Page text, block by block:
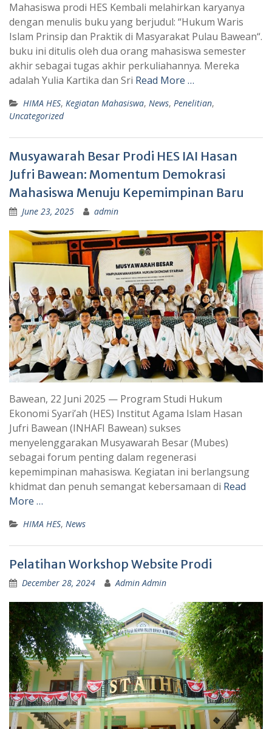
Mahasiswa prodi HES Kembali melahirkan karyanya
dengan menulis buku yang berjudul: “Hukum Waris
Islam Prinsip dan Praktik di Masyarakat Pulau Bawean“.
buku ini ditulis oleh dua orang mahasiswa semester
akhir sebagai tugas akhir perkuliahannya. Mereka
adalah Yulia Kartika dan Sri Read More …
HIMA HES, Kegiatan Mahasiswa, News, Penelitian,
Uncategorized
Musyawarah Besar Prodi HES IAI Hasan
Jufri Bawean: Momentum Demokrasi
Mahasiswa Menuju Kepemimpinan Baru
June 23, 2025 admin
Bawean, 22 Juni 2025 — Program Studi Hukum
Ekonomi Syari’ah (HES) Institut Agama Islam Hasan
Jufri Bawean (INHAFI Bawean) sukses
menyelenggarakan Musyawarah Besar (Mubes)
sebagai forum penting dalam regenerasi
kepemimpinan mahasiswa. Kegiatan ini berlangsung
khidmat dan penuh semangat kebersamaan di Read
More …
HIMA HES, News
Pelatihan Workshop Website Prodi
December 28, 2024 Admin Admin